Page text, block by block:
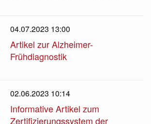
04.07.2023 13:00
Artikel zur Alzheimer-
Frühdiagnostik
02.06.2023 10:14
Informative Artikel zum
Zertifizierungssystem der